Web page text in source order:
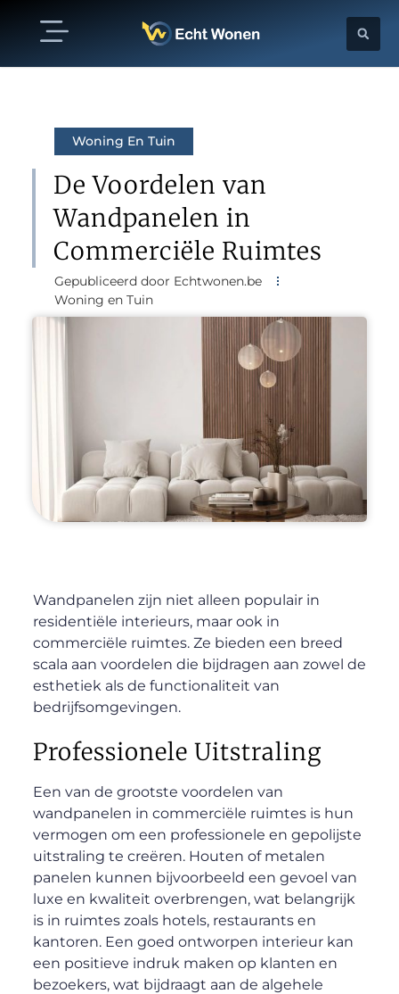
Woning En Tuin
De Voordelen van
Wandpanelen in
Commerciële Ruimtes
Gepubliceerd door Echtwonen.be
Woning en Tuin
Wandpanelen zijn niet alleen populair in
residentiële interieurs, maar ook in
commerciële ruimtes. Ze bieden een breed
scala aan voordelen die bijdragen aan zowel de
esthetiek als de functionaliteit van
bedrijfsomgevingen.
Professionele Uitstraling
Een van de grootste voordelen van
wandpanelen in commerciële ruimtes is hun
vermogen om een professionele en gepolijste
uitstraling te creëren. Houten of metalen
panelen kunnen bijvoorbeeld een gevoel van
luxe en kwaliteit overbrengen, wat belangrijk
is in ruimtes zoals hotels, restaurants en
kantoren. Een goed ontworpen interieur kan
een positieve indruk maken op klanten en
bezoekers, wat bijdraagt aan de algehele